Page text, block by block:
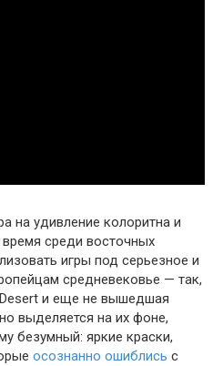
на удивление колоритна и
среди восточных
игры под серьезное и
средневековье — так,
и еще не вышедшая
выделяется на их фоне,
безумный: яркие краски,
осознанно ошиблись с